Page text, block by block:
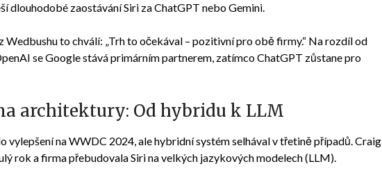
dlouhodobé zaostávání Siri za ChatGPT nebo Gemini.
Wedbushu to chválí: „Trh to očekával – pozitivní pro obě firmy.“ Na rozdíl od
se Google stává primárním partnerem, zatímco ChatGPT zůstane pro
architektury: Od hybridu k LLM
vylepšení na WWDC 2024, ale hybridní systém selhával v třetině případů. Craig
rok a firma přebudovala Siri na velkých jazykových modelech (LLM).